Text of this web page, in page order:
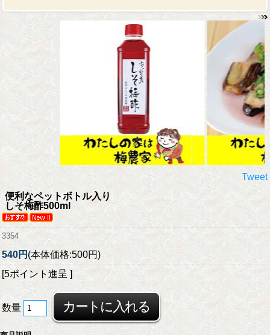
Tweet
便利なペットボトル入り
しそ梅酢500ml
3354
540円 (本体価格:500円)
[5ポイント進呈 ]
数量